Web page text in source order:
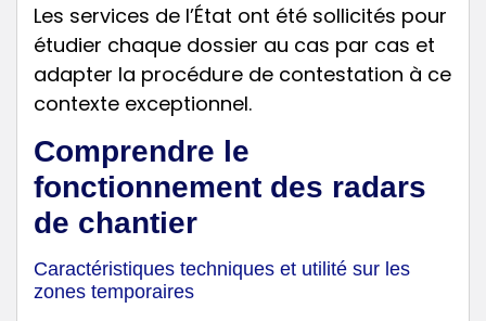
Les services de l’État ont été sollicités pour
étudier chaque dossier au cas par cas et
adapter la procédure de contestation à ce
contexte exceptionnel.
Comprendre le
fonctionnement des radars
de chantier
Caractéristiques techniques et utilité sur les
zones temporaires